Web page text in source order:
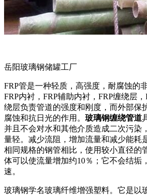
岳阳玻璃钢储罐工厂
FRP管是一种轻质，高强度，耐腐蚀的
FRP内衬，FRP辅助内衬，FRP缠绕层
绕层负责管道的强度和刚度，而外部保
腐蚀和抗日光的作用。 玻璃钢缠绕管道
并且不会对水和其他介质造成二次污染
量轻。减少流阻，增加流量和减少能耗
相同规格的钢管相比，使用较小直径的
体可以使流量增加约10％；它不会结垢
速。
玻璃钢学名玻璃纤维增强塑料。它是以